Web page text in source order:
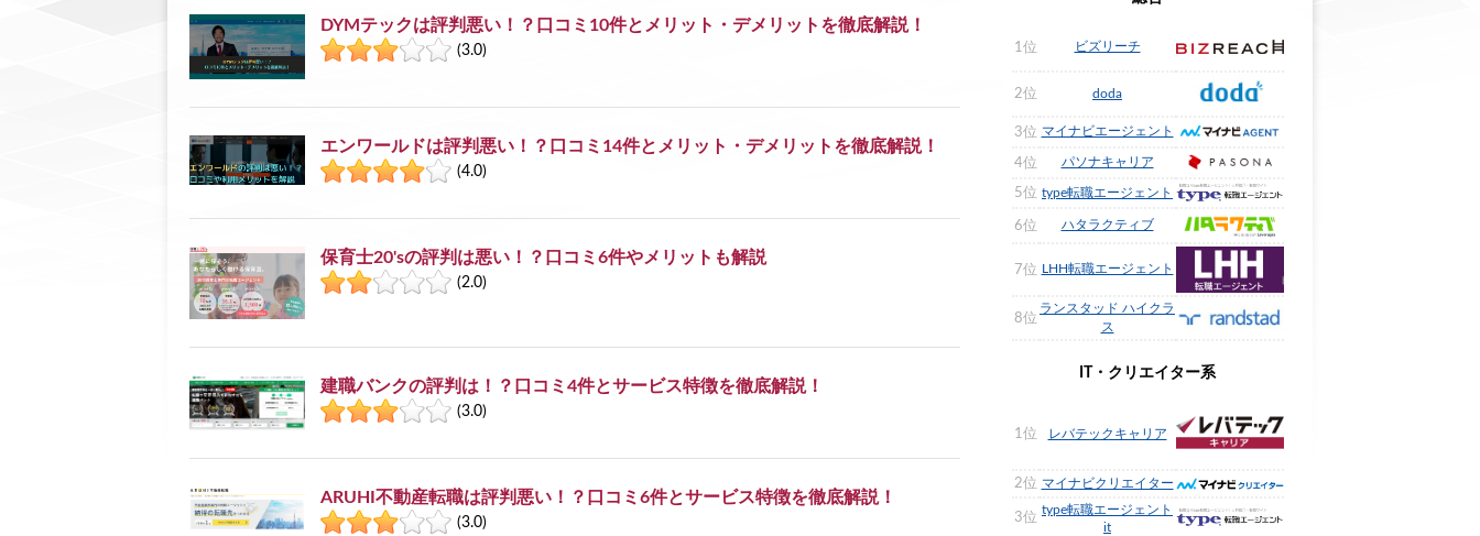
DYMテックは評判悪い！？口コミ10件とメリット・デメリットを徹底解説！
(3.0)
エンワールドは評判悪い！？口コミ14件とメリット・デメリットを徹底解説！
(4.0)
保育士20'sの評判は悪い！？口コミ6件やメリットも解説
(2.0)
建職バンクの評判は！？口コミ4件とサービス特徴を徹底解説！
(3.0)
ARUHI不動産転職は評判悪い！？口コミ6件とサービス特徴を徹底解説！
(3.0)
1位 ビズリーチ
2位 doda
3位 マイナビエージェント
4位 パソナキャリア
5位 type転職エージェント
6位 ハタラクティブ
7位 LHH転職エージェント
8位
ランスタッド ハイクラ
ス
IT・クリエイター系
1位 レバテックキャリア
2位 マイナビクリエイター
3位
type転職エージェント
it